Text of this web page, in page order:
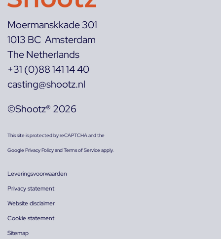
Moermanskkade 301
1013 BC Amsterdam
The Netherlands
+31 (0)88 141 14 40
casting@shootz.nl
©Shootz® 2026
This site is protected by reCAPTCHA and the
GooglePrivacy PolicyandTerms of Serviceapply.
Leveringsvoorwaarden
Privacy statement
Website disclaimer
Cookie statement
Sitemap